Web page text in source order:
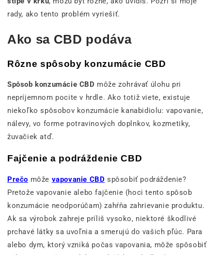
rady, ako tento problém vyriešiť.
Ako sa CBD podáva
Rôzne spôsoby konzumácie CBD
Spôsob konzumácie CBD môže zohrávať úlohu pri
nepríjemnom pocite v hrdle. Ako totiž viete, existuje
niekoľko spôsobov konzumácie kanabidiolu: vapovanie,
nálevy, vo forme potravinových doplnkov, kozmetiky,
žuvačiek atď.
Fajčenie a podráždenie CBD
Prečo môže vapovanie CBD spôsobiť podráždenie?
Pretože vapovanie alebo fajčenie (hoci tento spôsob
konzumácie neodporúčam) zahŕňa zahrievanie produktu.
Ak sa výrobok zahreje príliš vysoko, niektoré škodlivé
prchavé látky sa uvoľnia a smerujú do vašich pľúc. Para
alebo dym, ktorý vzniká počas vapovania, môže spôsobiť